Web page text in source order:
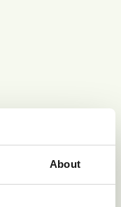
About
waar geen of
De werkwijze is nu
en te kijken of we